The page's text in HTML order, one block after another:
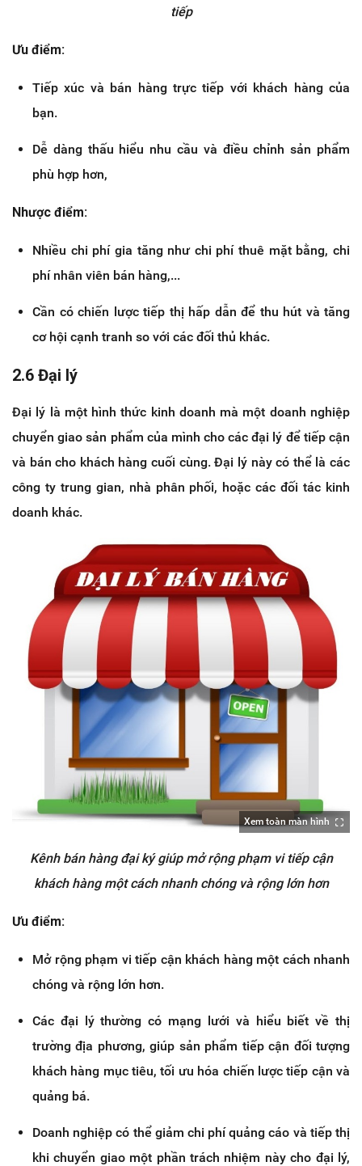
tiếp
Ưu điểm:
Tiếp xúc và bán hàng trực tiếp với khách hàng của
bạn.
Dễ dàng thấu hiểu nhu cầu và điều chỉnh sản phẩm
phù hợp hơn,
Nhược điểm:
Nhiều chi phí gia tăng như chi phí thuê mặt bằng, chi
phí nhân viên bán hàng,...
Cần có chiến lược tiếp thị hấp dẫn để thu hút và tăng
cơ hội cạnh tranh so với các đối thủ khác.
2.6 Đại lý
Đại lý là một hình thức kinh doanh mà một doanh nghiệp
chuyển giao sản phẩm của mình cho các đại lý để tiếp cận
và bán cho khách hàng cuối cùng. Đại lý này có thể là các
công ty trung gian, nhà phân phối, hoặc các đối tác kinh
doanh khác.
Xem toàn màn hình
Kênh bán hàng đại ký giúp mở rộng phạm vi tiếp cận
khách hàng một cách nhanh chóng và rộng lớn hơn
Ưu điểm:
Mở rộng phạm vi tiếp cận khách hàng một cách nhanh
chóng và rộng lớn hơn.
Các đại lý thường có mạng lưới và hiểu biết về thị
trường địa phương, giúp sản phẩm tiếp cận đối tượng
khách hàng mục tiêu, tối ưu hóa chiến lược tiếp cận và
quảng bá.
Doanh nghiệp có thể giảm chi phí quảng cáo và tiếp thị
khi chuyển giao một phần trách nhiệm này cho đại lý,